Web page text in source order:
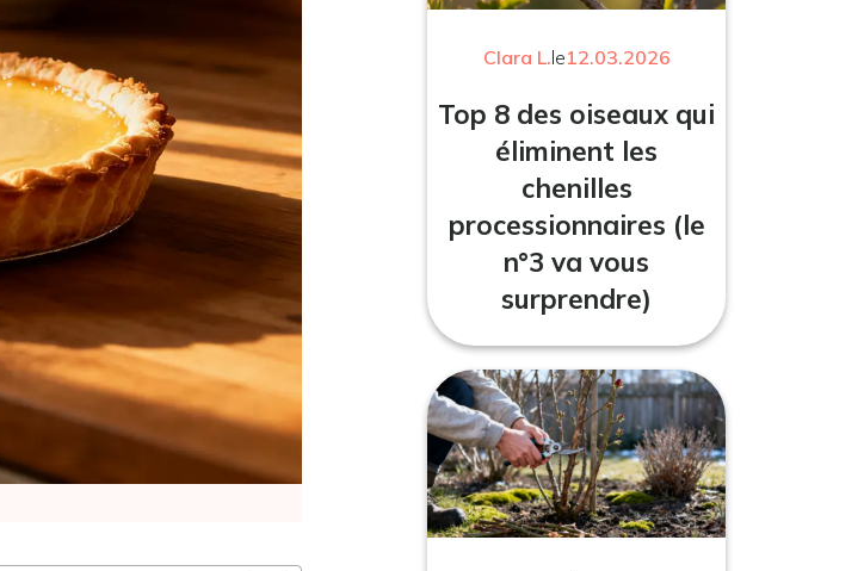
Clara L.le12.03.2026
Top 8 des oiseaux qui
éliminent les
chenilles
processionnaires (le
n°3 va vous
surprendre)